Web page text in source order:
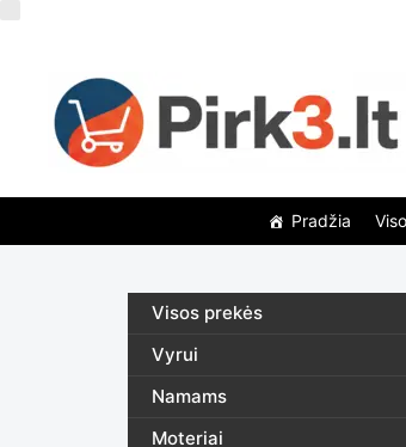
prie
turinio
Pradžia
Visos prekės
Vyrui
Namams
Moteriai